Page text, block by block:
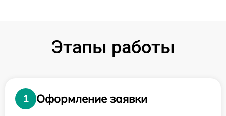
Этапы работы
1
Оформление заявки